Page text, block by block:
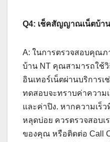
Q4: เช็คสัญญาณเน็ตบ้าน
A: ในการตรวจสอบคุณ
บ้าน NT คุณสามารถใช้
อินเทอร์เน็ตผ่านบริการเ
ทดสอบจะทราบค่าความ
และค่าปิง. หากความเร็
หลุดบ่อย ควรตรวจสอบ
ของคุณ หรือติดต่อ Call